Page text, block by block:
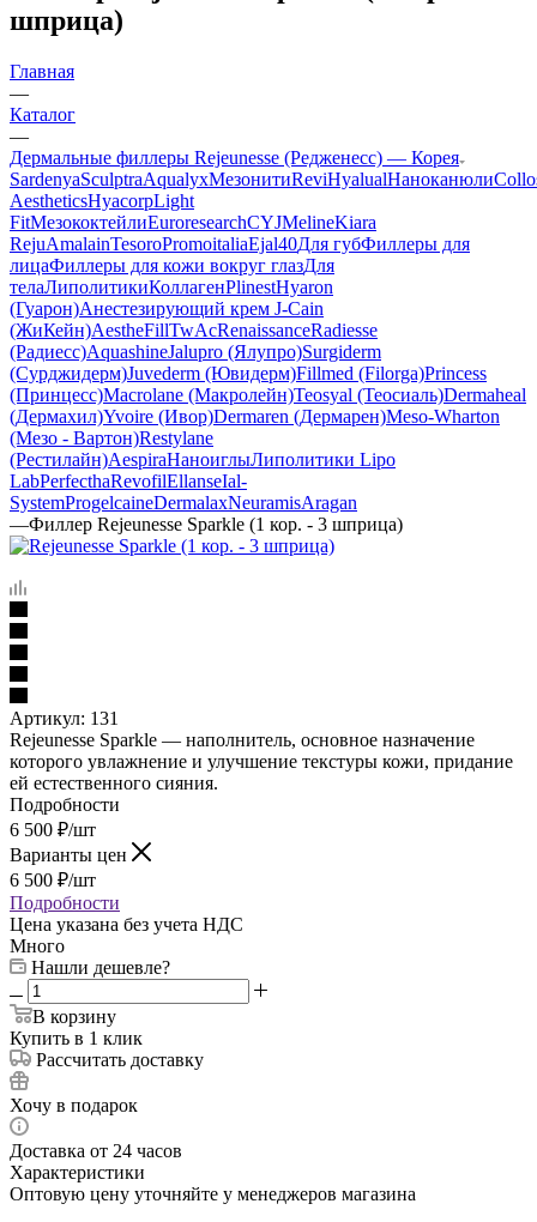
шприца)
Главная
—
Каталог
—
Дермальные филлеры Rejeunesse (Редженесс) — Корея
SardenyaSculptraAqualyxМезонитиReviHyalualНаноканюли
AestheticsHyacorpLight
FitМезококтейлиEuroresearchCYJMelineKiara
RejuAmalainTesoroPromoitaliaEjal40Для губФиллеры для
лицаФиллеры для кожи вокруг глазДля
телаЛиполитикиКоллагенPlinestHyaron
(Гуарон)Анестезирующий крем J-Cain
(ЖиКейн)AestheFillTwAcRenaissanceRadiesse
(Радиесс)AquashineJalupro (Ялупро)Surgiderm
(Сурджидерм)Juvederm (Ювидерм)Fillmed (Filorga)Princess
(Принцесс)Macrolane (Макролейн)Teosyal (Теосиаль)Dermaheal
(Дермахил)Yvoire (Ивор)Dermaren (Дермарен)Meso-Wharton
(Мезо - Вартон)Restylane
(Рестилайн)AespiraНаноиглыЛиполитики Lipo
LabPerfecthaRevofilEllanseIal-
SystemProgelcaineDermalaxNeuramisAragan
—Филлер Rejeunesse Sparkle (1 кор. - 3 шприца)
Артикул: 131
Rejeunesse Sparkle — наполнитель, основное назначение
которого увлажнение и улучшение текстуры кожи, придание
ей естественного сияния.
Подробности
6 500 ₽/шт
Варианты цен
6 500 ₽/шт
Подробности
Цена указана без учета НДС
Много
Нашли дешевле?
В корзину
Купить в 1 клик
Рассчитать доставку
Хочу в подарок
Доставка от 24 часов
Характеристики
Оптовую цену уточняйте у менеджеров магазина